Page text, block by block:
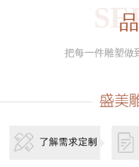
把每一件雕塑做